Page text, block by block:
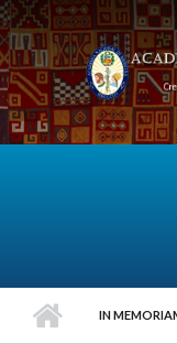
Pasar al contenido
IN